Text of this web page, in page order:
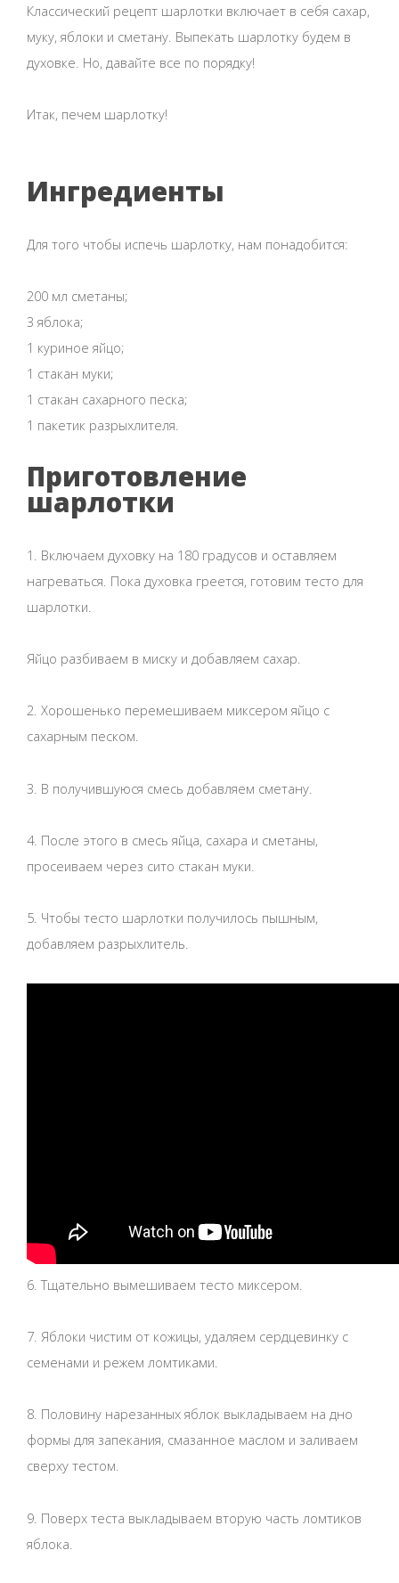
Классический рецепт шарлотки включает в себя сахар,
муку, яблоки и сметану. Выпекать шарлотку будем в
духовке. Но, давайте все по порядку!
Итак, печем шарлотку!
Ингредиенты
Для того чтобы испечь шарлотку, нам понадобится:
200 мл сметаны;
3 яблока;
1 куриное яйцо;
1 стакан муки;
1 стакан сахарного песка;
1 пакетик разрыхлителя.
Приготовление
шарлотки
1. Включаем духовку на 180 градусов и оставляем
нагреваться. Пока духовка греется, готовим тесто для
шарлотки.
Яйцо разбиваем в миску и добавляем сахар.
2. Хорошенько перемешиваем миксером яйцо с
сахарным песком.
3. В получившуюся смесь добавляем сметану.
4. После этого в смесь яйца, сахара и сметаны,
просеиваем через сито стакан муки.
5. Чтобы тесто шарлотки получилось пышным,
добавляем разрыхлитель.
6. Тщательно вымешиваем тесто миксером.
7. Яблоки чистим от кожицы, удаляем сердцевинку с
семенами и режем ломтиками.
8. Половину нарезанных яблок выкладываем на дно
формы для запекания, смазанное маслом и заливаем
сверху тестом.
9. Поверх теста выкладываем вторую часть ломтиков
яблока.